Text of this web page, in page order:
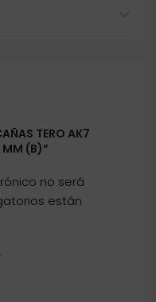
TERO AK7
MM (B)”
no será
están